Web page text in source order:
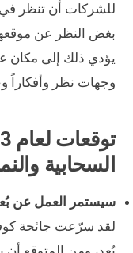
للشركات أن تنظر
بغض النظر عن
يؤدي ذلك إلى مكان
وجهات نظر وأفكاراً
السحابية
سيستمر العمل عن